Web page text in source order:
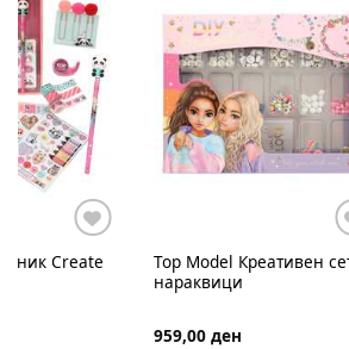
сет за Top Model Боенка Fairy
559,00 ден